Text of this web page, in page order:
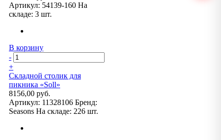
Артикул: 54139-160 На
складе: 3 шт.
В корзину
-
+
Складной столик для
пикника «Soll»
8156,00 руб.
Артикул: 11328106 Бренд:
Seasons На складе: 226 шт.